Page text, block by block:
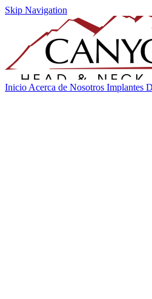
Skip Navigation
Inicio Acerca de Nosotros Implantes